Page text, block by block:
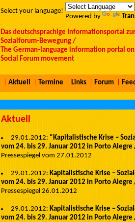
Select your language!
Powered by
Das deutschsprachige Informationsportal
Sozialforum-Bewegung /
The German-language information portal
Social Forum movement
Aktuell Termine Links Forum
Aktuell
29.01.2012: “Kapitalistische Krise –
vom 24. bis 29. Januar 2012 in Porto
Pressespiegel vom 27.01.2012
29.01.2012: Kapitalistische Krise –
vom 24. bis 29. Januar 2012 in Porto
Pressespiegel 26.01.2012
29.01.2012: Kapitalistische Krise –
vom 24. bis 29. Januar 2012 in Porto